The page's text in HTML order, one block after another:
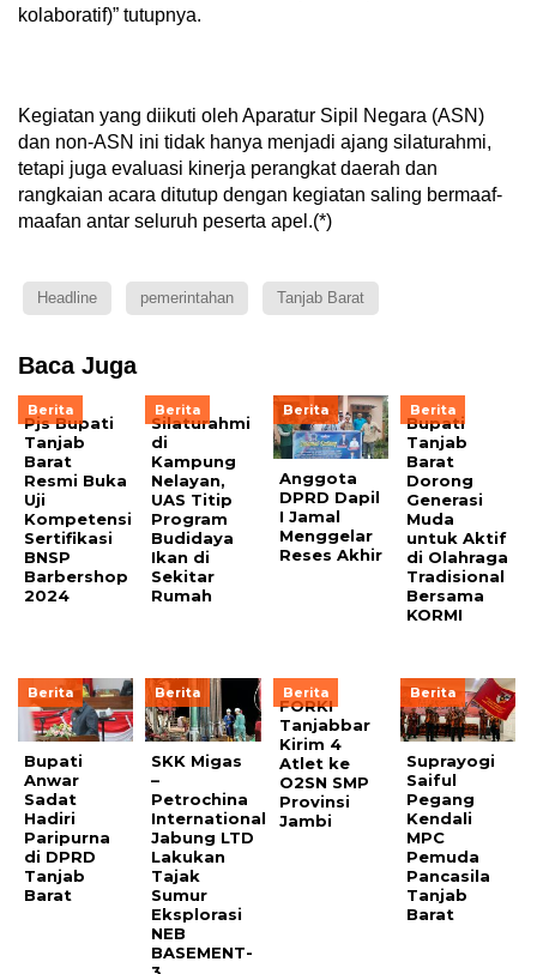
kolaboratif)” tutupnya.
Kegiatan yang diikuti oleh Aparatur Sipil Negara (ASN)
dan non-ASN ini tidak hanya menjadi ajang silaturahmi,
tetapi juga evaluasi kinerja perangkat daerah dan
rangkaian acara ditutup dengan kegiatan saling bermaaf-
maafan antar seluruh peserta apel.(*)
Headline pemerintahan Tanjab Barat
Baca Juga
Berita
Pjs Bupati
Tanjab
Barat
Resmi Buka
Uji
Kompetensi
Sertifikasi
BNSP
Barbershop
2024
Berita
Silaturahmi
di
Kampung
Nelayan,
UAS Titip
Program
Budidaya
Ikan di
Sekitar
Rumah
Berita
Anggota
DPRD Dapil
I Jamal
Menggelar
Reses Akhir
Berita
Bupati
Tanjab
Barat
Dorong
Generasi
Muda
untuk Aktif
di Olahraga
Tradisional
Bersama
KORMI
Berita
Bupati
Anwar
Sadat
Hadiri
Paripurna
di DPRD
Tanjab
Barat
Berita
SKK Migas
–
Petrochina
International
Jabung LTD
Lakukan
Tajak
Sumur
Eksplorasi
NEB
BASEMENT-
Berita
FORKI
Tanjabbar
Kirim 4
Atlet ke
O2SN SMP
Provinsi
Jambi
Berita
Suprayogi
Saiful
Pegang
Kendali
MPC
Pemuda
Pancasila
Tanjab
Barat